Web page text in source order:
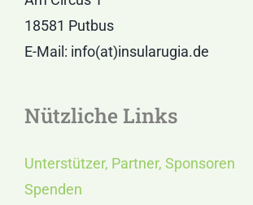
18581 Putbus
E-Mail: info(at)insularugia.de
Nützliche Links
Unterstützer, Partner, Sponsoren
Spenden